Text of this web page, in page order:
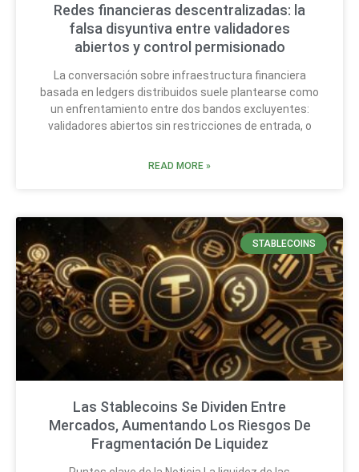
Redes financieras descentralizadas: la
falsa disyuntiva entre validadores
abiertos y control permisionado
La conversación sobre infraestructura financiera
basada en ledgers distribuidos suele plantearse como
un enfrentamiento entre dos bandos excluyentes:
validadores abiertos sin restricciones de entrada, o
READ MORE »
STABLECOINS
Las Stablecoins Se Dividen Entre
Mercados, Aumentando Los Riesgos De
Fragmentación De Liquidez